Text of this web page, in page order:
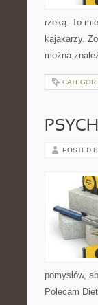
rzeką. To
kajakarzy.
można
POSTED
pomysłów,
Polecam